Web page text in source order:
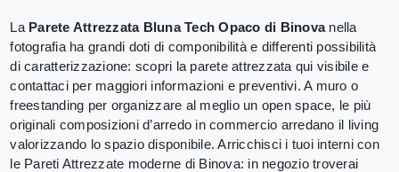
La Parete Attrezzata Bluna Tech Opaco di Binovanella
fotografia ha grandi doti di componibilità e differenti possibilità
di caratterizzazione: scopri la parete attrezzata qui visibile e
contattaci per maggiori informazioni e preventivi. A muro o
freestanding per organizzare al meglio un open space, le più
originali composizioni d’arredo in commercio arredano il living
valorizzando lo spazio disponibile. Arricchisci i tuoi interni con
le Pareti Attrezzate moderne di Binova: in negozio troverai